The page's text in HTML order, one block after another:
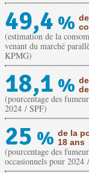
49,4 %
(estimation de la
venant du marché
KPMG)
18,1 %
(pourcentage des
2024 / SPF)
25 % de la
18 ans
(pourcentage des
occasionnels pour 2024